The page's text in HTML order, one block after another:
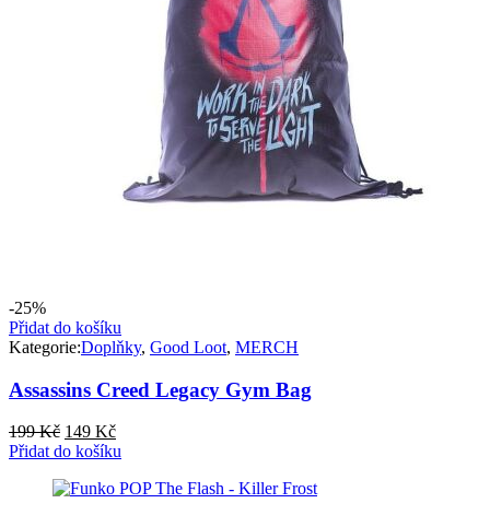
-25%
Přidat do košíku
Kategorie:Doplňky, Good Loot, MERCH
Assassins Creed Legacy Gym Bag
199Kč Původní
cena
199 Kč.
149 KčAktuální
cena
149 Kč.
Přidat do košíku